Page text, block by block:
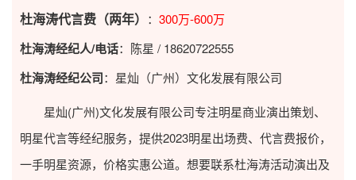
杜海涛代言费（两年） ： 300万-600万
杜海涛经纪人/电话：陈星 / 18620722555
杜海涛经纪公司：星灿（广州）文化发展有限公司
星灿(广州)文化发展有限公司专注明星商业演出策划、
明星代言等经纪服务，提供2023明星出场费、代言费报价，
一手明星资源，价格实惠公道。想要联系杜海涛活动演出及